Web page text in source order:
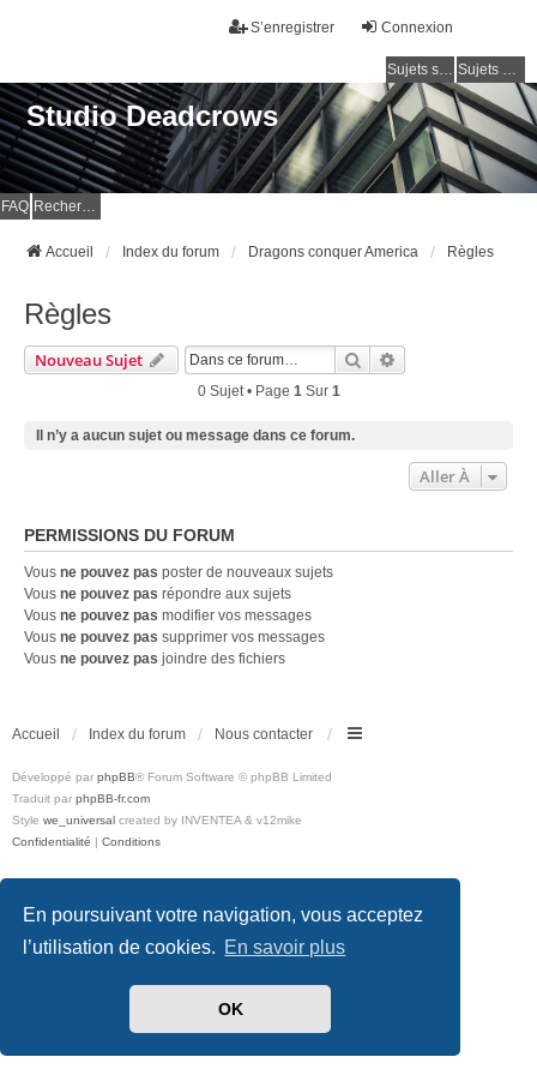
En poursuivant votre navigation, vous acceptez
l’utilisation de cookies. En savoir plus
OK
Connexion
S’enregistrer
Sujets sans réponse Sujets actifs
Studio Deadcrows
FAQ Rechercher
Accueil Index du forum Dragons conquer America Règles
Règles
Nouveau Sujet Rechercher
0 Sujet • Page 1Sur 1
Il n’y a aucun sujet ou message dans ce forum.
Aller À
PERMISSIONS DU FORUM
Vous ne pouvez pas poster de nouveaux sujets
Vous ne pouvez pas répondre aux sujets
Vous ne pouvez pas modifier vos messages
Vous ne pouvez pas supprimer vos messages
Vous ne pouvez pas joindre des fichiers
Accueil Index du forum Nous contacter
Développé par phpBB® Forum Software © phpBB Limited
Traduit par phpBB-fr.com
Style we_universal created by INVENTEA & v12mike
Confidentialité | Conditions